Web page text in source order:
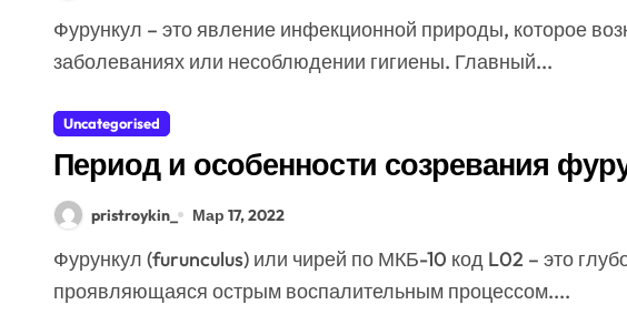
Фурункул – это явление инфекционной природы, которое возникает при простудных
заболеваниях или несоблюдении гигиены. Главный...
Uncategorised
Период и особенности созревания
pristroykin_ Мар 17, 2022
Фурункул (furunculus) или чирей по МКБ-10 код L02 – это глубокая стафилодермия,
проявляющаяся острым воспалительным процессом....